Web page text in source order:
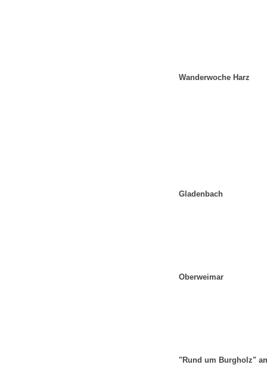
Wanderwoche Harz
Gladenbach
Oberweimar
"Rund um Burgholz"